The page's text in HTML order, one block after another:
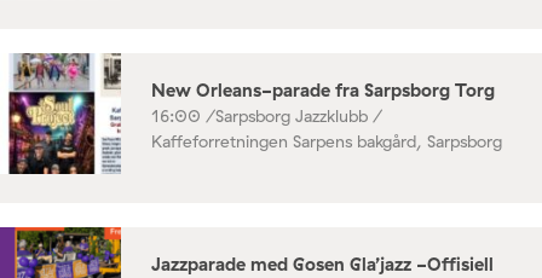
New Orleans-parade fra Sarpsborg Torg
16:00 /Sarpsborg Jazzklubb /
Kaffeforretningen Sarpens bakgård, Sarpsborg
Jazzparade med Gosen Gla’jazz -Offisiell